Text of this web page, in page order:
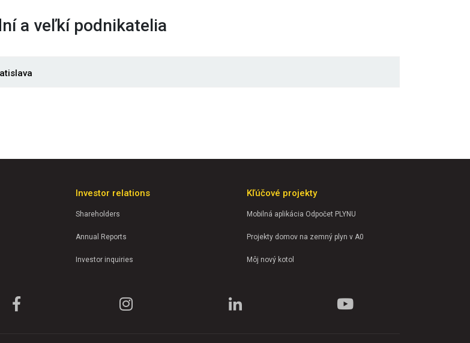
a veľkí podnikatelia
Investor relations
Shareholders
Annual Reports
Investor inquiries
Kľúčové projekty
Mobilná aplikácia Odpočet PLYNU
Projekty domov na zemný plyn v A0
Môj nový kotol